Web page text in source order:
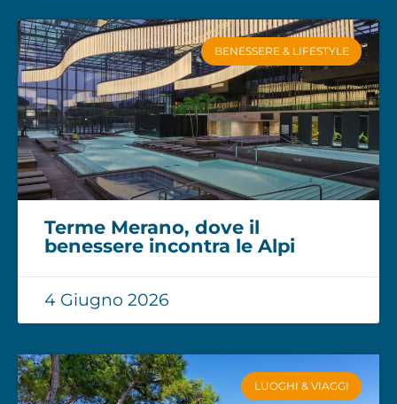
BENESSERE & LIFESTYLE
Terme Merano, dove il
benessere incontra le Alpi
4 Giugno 2026
LUOGHI & VIAGGI